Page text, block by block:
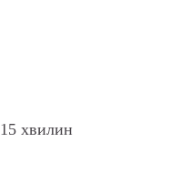
15 хвилин